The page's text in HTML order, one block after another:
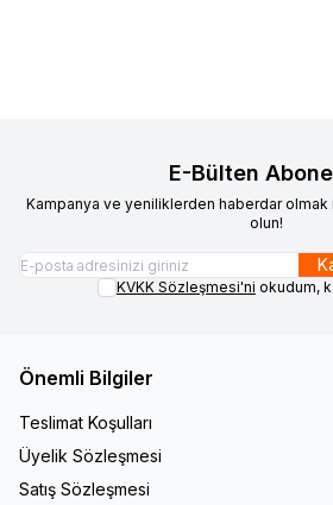
E-Bülten
Kampanya ve yeniliklerden haberdar
olun!
KVKK Sözleşmesi'ni okudum,
Önemli Bilgiler
Teslimat Koşulları
Üyelik Sözleşmesi
Satış Sözleşmesi